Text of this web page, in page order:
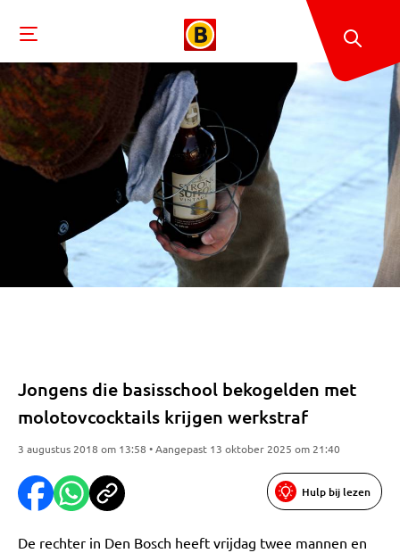
Jongens die basisschool bekogelden met
molotovcocktails krijgen werkstraf
3 augustus 2018 om 13:58 • Aangepast 13 oktober 2025 om 21:40
Hulp bij lezen
De rechter in Den Bosch heeft vrijdag twee mannen en